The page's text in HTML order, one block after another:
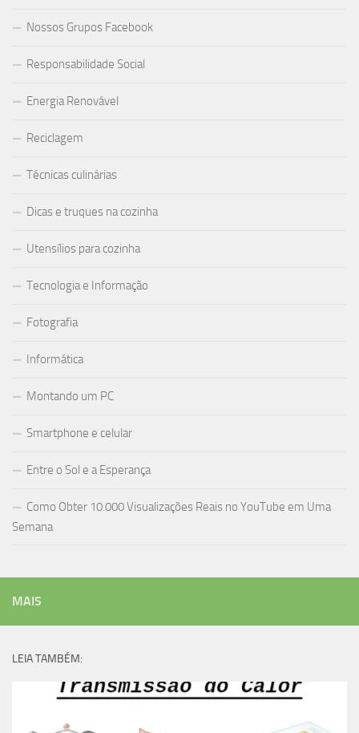
Nossos Grupos Facebook
Responsabilidade Social
Energia Renovável
Reciclagem
Técnicas culinárias
Dicas e truques na cozinha
Utensílios para cozinha
Tecnologia e Informação
Fotografia
Informática
Montando um PC
Smartphone e celular
Entre o Sol e a Esperança
Como Obter 10.000 Visualizações Reais no YouTube em Uma
Semana
MAIS
LEIA TAMBÉM: